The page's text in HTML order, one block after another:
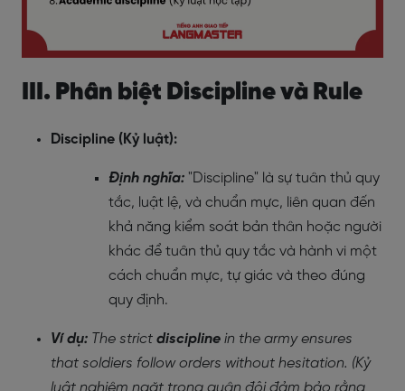
III. Phân biệt Discipline và Rule
Discipline (Kỷ luật):
Định nghĩa: "Discipline" là sự tuân thủ quy
tắc, luật lệ, và chuẩn mực, liên quan đến
khả năng kiểm soát bản thân hoặc người
khác để tuân thủ quy tắc và hành vi một
cách chuẩn mực, tự giác và theo đúng
quy định.
Ví dụ: The strict discipline in the army ensures
that soldiers follow orders without hesitation. (Kỷ
luật nghiêm ngặt trong quân đội đảm bảo rằng